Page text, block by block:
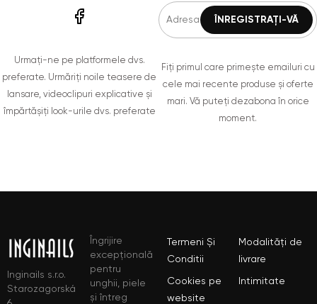
Urmați-ne pe platformele dvs.
preferate. Urmăriți noile teasere de
lansare, videoclipuri explicative și
împărtășiți look-urile dvs. preferate
Fiți primul care primește emailuri cu
cele mai recente produse și oferte
mari. Vă puteți dezabona în orice
moment.
Inginails s.r.o.
Starozagorská
Îngrijire
excepțională
pentru
unghii, piele
și întreg
Termeni Și
Conditii
Modalități de
livrare
Cookies pe
website
Intimitate